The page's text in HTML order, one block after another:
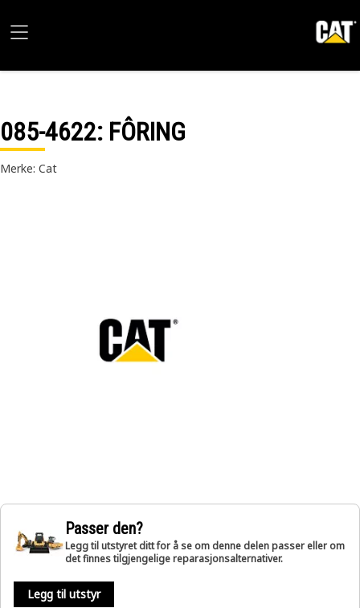
085-4622: FÔRING
Merke: Cat
Passer den?
Legg til utstyret ditt for å se om denne delen passer eller om
det finnes tilgjengelige reparasjonsalternativer.
Legg til utstyr